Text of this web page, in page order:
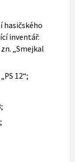
hasičského
inventář:
„Smejkal
12“;